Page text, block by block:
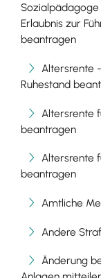
Erlaubnis zur
beantragen
Altersrente
Ruhestand
Altersrente
beantragen
Altersrente
beantragen
Amtliche
Andere
Änderung